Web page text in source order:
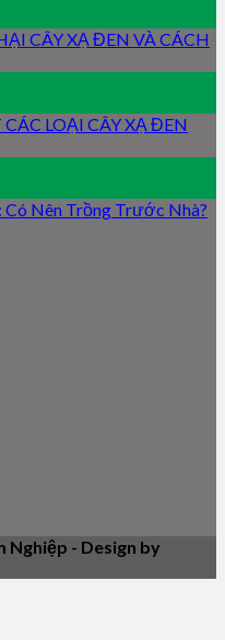
CÂY XẠ ĐEN VÀ CÁCH
LOẠI CÂY XẠ ĐEN
Nên Trồng Trước Nhà?
Nghiệp - Design by